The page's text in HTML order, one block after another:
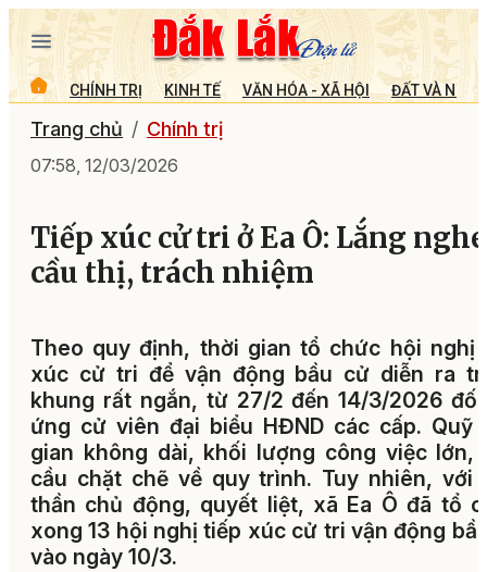
CHÍNH TRỊ KINH TẾ VĂN HÓA - XÃ HỘI ĐẤT VÀ
Trang chủ Chính trị
07:58, 12/03/2026
Tiếp xúc cử tri ở Ea Ô: Lắng
cầu thị, trách nhiệm
Theo quy định, thời gian tổ chức hội nghị
xúc cử tri để vận động bầu cử diễn ra
khung rất ngắn, từ 27/2 đến 14/3/2026
ứng cử viên đại biểu HĐND các cấp. Quỹ
gian không dài, khối lượng công việc lớn,
cầu chặt chẽ về quy trình. Tuy nhiên, với
thần chủ động, quyết liệt, xã Ea Ô đã tổ
xong 13 hội nghị tiếp xúc cử tri vận động
vào ngày 10/3.